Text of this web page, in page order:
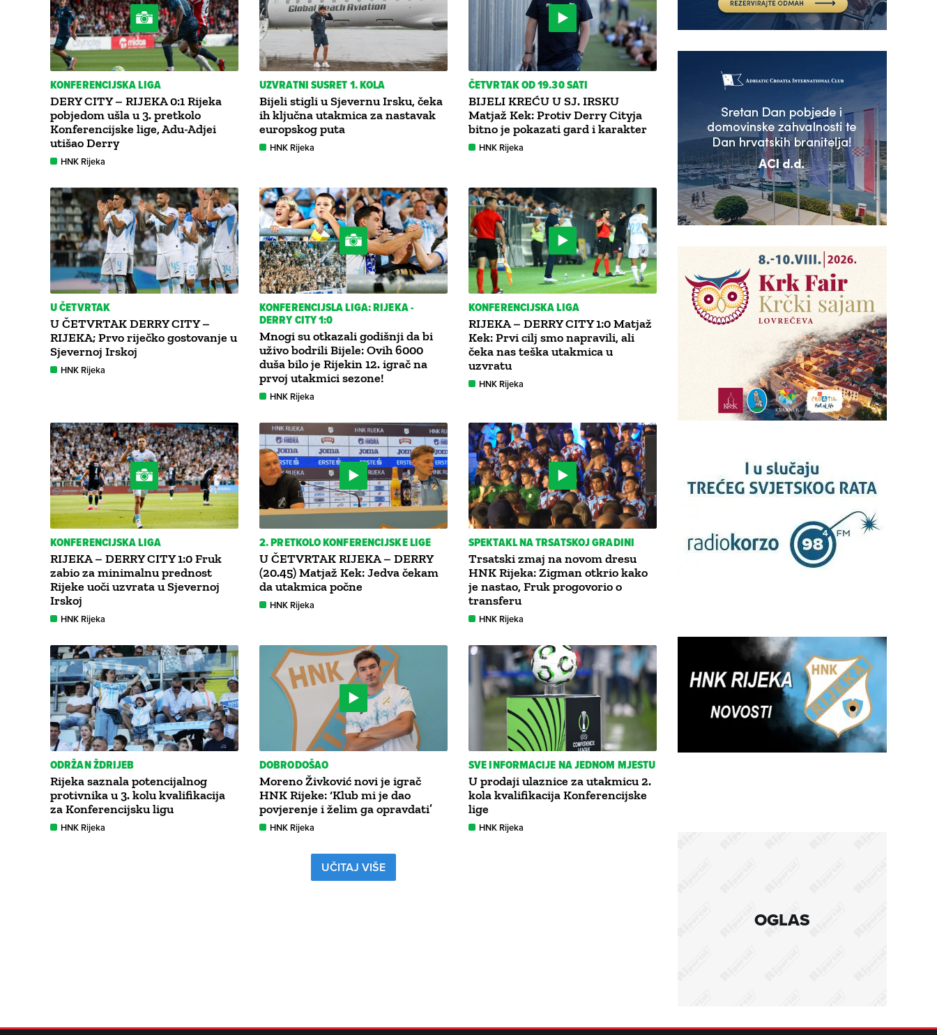
KONFERENCIJSKA LIGA
DERY CITY – RIJEKA 0:1 Rijeka
pobjedom ušla u 3. pretkolo
Konferencijske lige, Adu-Adjei
utišao Derry
HNK Rijeka
UZVRATNI SUSRET 1. KOLA
Bijeli stigli u Sjevernu Irsku, čeka
ih ključna utakmica za nastavak
europskog puta
HNK Rijeka
ČETVRTAK OD 19.30 SATI
BIJELI KREĆU U SJ. IRSKU
Matjaž Kek: Protiv Derry Cityja
bitno je pokazati gard i karakter
HNK Rijeka
U ČETVRTAK
U ČETVRTAK DERRY CITY –
RIJEKA; Prvo riječko gostovanje u
Sjevernoj Irskoj
HNK Rijeka
KONFERENCIJSLA LIGA: RIJEKA -
DERRY CITY 1:0
Mnogi su otkazali godišnji da bi
uživo bodrili Bijele: Ovih 6000
duša bilo je Rijekin 12. igrač na
prvoj utakmici sezone!
HNK Rijeka
KONFERENCIJSKA LIGA
RIJEKA – DERRY CITY 1:0 Matjaž
Kek: Prvi cilj smo napravili, ali
čeka nas teška utakmica u
uzvratu
HNK Rijeka
KONFERENCIJSKA LIGA
RIJEKA – DERRY CITY 1:0 Fruk
zabio za minimalnu prednost
Rijeke uoči uzvrata u Sjevernoj
Irskoj
HNK Rijeka
2. PRETKOLO KONFERENCIJSKE LIGE
U ČETVRTAK RIJEKA – DERRY
(20.45) Matjaž Kek: Jedva čekam
da utakmica počne
HNK Rijeka
SPEKTAKL NA TRSATSKOJ GRADINI
Trsatski zmaj na novom dresu
HNK Rijeka: Zigman otkrio kako
je nastao, Fruk progovorio o
transferu
HNK Rijeka
ODRŽAN ŽDRIJEB
Rijeka saznala potencijalnog
protivnika u 3. kolu kvalifikacija
za Konferencijsku ligu
HNK Rijeka
DOBRODOŠAO
Moreno Živković novi je igrač
HNK Rijeke: ‘Klub mi je dao
povjerenje i želim ga opravdati’
HNK Rijeka
SVE INFORMACIJE NA JEDNOM MJESTU
U prodaji ulaznice za utakmicu 2.
kola kvalifikacija Konferencijske
lige
HNK Rijeka
UČITAJ VIŠE
OGLAS